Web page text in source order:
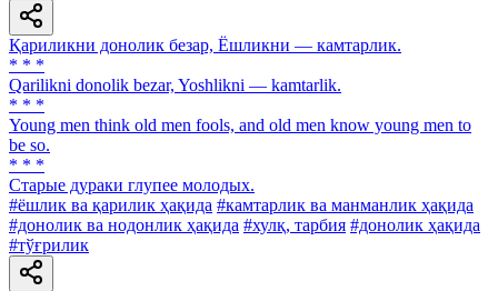
Қариликни донолик безар, Ёшликни — камтарлик.
* * *
Qarilikni donolik bezar, Yoshlikni — kamtarlik.
* * *
Young men think old men fools, and old men know young men to
be so.
* * *
Старые дураки глупее молодых.
#ёшлик ва қарилик ҳақида #камтарлик ва манманлик ҳақида
#донолик ва нодонлик ҳақида #хулқ, тарбия #донолик ҳақида
#тўғрилик